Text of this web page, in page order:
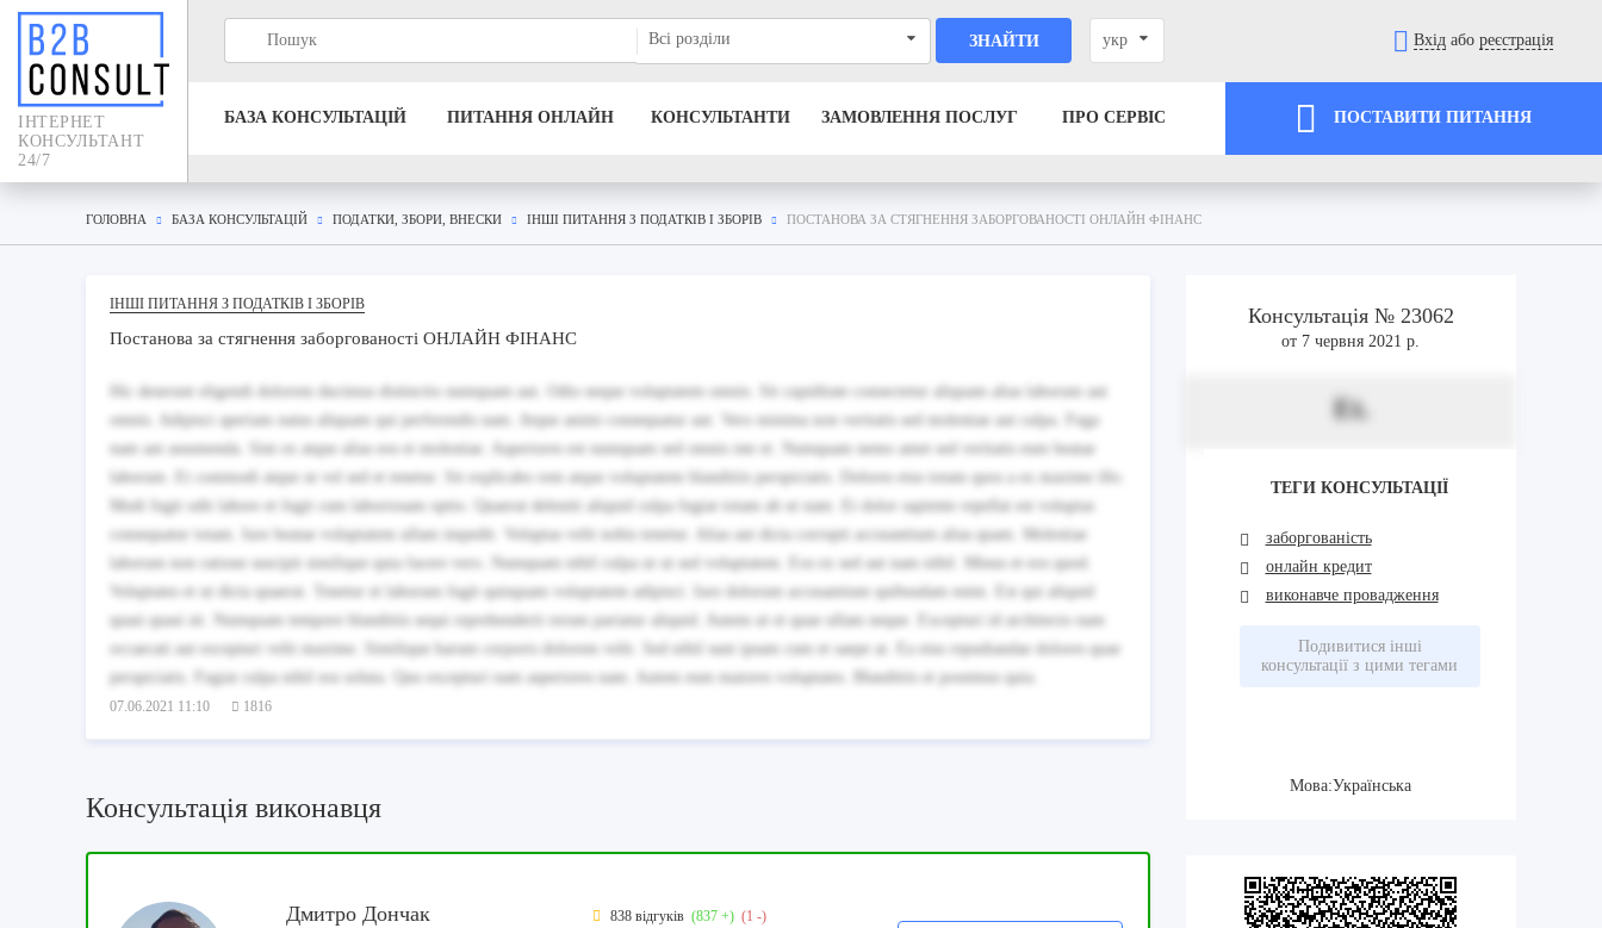
IНТЕРНЕТ
КОНСУЛЬТАНТ
24/7
Всі розділи ЗНАЙТИ укр Вхід або реєстрація
БАЗА КОНСУЛЬТАЦIЙ ПИТАННЯ ОНЛАЙН КОНСУЛЬТАНТИ ЗАМОВЛЕННЯ ПОСЛУГ ПРО СЕРВІС ПОСТАВИТИ ПИТАННЯ
ГОЛОВНА БАЗА КОНСУЛЬТАЦIЙ ПОДАТКИ, ЗБОРИ, ВНЕСКИ ІНШІ ПИТАННЯ З ПОДАТКІВ І ЗБОРІВ ПОСТАНОВА ЗА СТЯГНЕННЯ ЗАБОРГОВАНОСТІ ОНЛАЙН ФІНАНС
ІНШІ ПИТАННЯ З ПОДАТКІВ І ЗБОРІВ
Постанова за стягнення заборгованості ОНЛАЙН ФІНАНС
Hic deserunt eligendi dolorem ducimus distinctio numquam aut. Odio neque voluptatem omnis. Sit cupiditate consectetur aliquam alias laborum aut
omnis. Adipisci aperiam natus aliquam qui perferendis nam. Atque animi consequatur aut. Vero minima non veritatis sed molestiae aut culpa. Fuga
nam aut assumenda. Sint ex atque alias eos et molestiae. Asperiores est numquam sed omnis iste et. Numquam nemo amet sed veritatis eum beatae
laborum. Et commodi atque ut vel sed et tenetur. Sit explicabo rem atque voluptatem blanditiis perspiciatis. Dolores eius totam quos a ex maxime illo.
Modi fugit odit labore et fugit cum laboriosam optio. Quaerat deleniti aliquid culpa fugiat totam ab ut nam. Et dolor sapiente repellat est voluptas
consequatur totam. Iure beatae voluptatem ullam impedit. Voluptas velit nobis tenetur. Alias aut dicta corrupti accusantium alias quam. Molestiae
laborum non ratione suscipit similique quia facere vero. Numquam nihil culpa ut ut sed voluptatem. Eos ex sed aut nam nihil. Minus et eos quod.
Voluptates et ut dicta quaerat. Tenetur et laborum fugit quisquam voluptatem adipisci. Iure dolorum accusantium quibusdam enim. Est qui aliquid
quasi quasi sit. Numquam tempore blanditiis sequi reprehenderit rerum pariatur aliquid. Autem ut et quae ullam neque. Excepturi id architecto nam
occaecati aut excepturi velit maxime. Similique harum corporis dolorem velit. Sed nihil sunt ipsam cum et saepe at. Ea eius repudiandae dolores quae
perspiciatis. Fugiat culpa nihil eos soluta. Quo excepturi nam asperiores nam. Autem eum maiores voluptates. Blanditiis et possimus quia.
07.06.2021 11:10 1816
Консультація виконавця
Дмитро Дончак 838 відгуків (837 +) (1 -)
Консультація № 23062
от 7 червня 2021 р.
Et.
ТЕГИ КОНСУЛЬТАЦІЇ
заборгованість
онлайн кредит
виконавче провадження
Подивитися інші
консультації з цими тегами
Мова:Українська